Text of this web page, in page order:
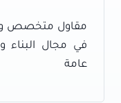
مقاول متخصص
في مجال البناء
عامة